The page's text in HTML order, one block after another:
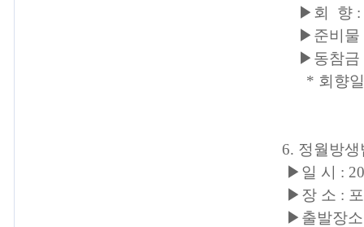
▶회 향 :
▶준비물
▶동참금 :
* 회향일
6. 정월방
▶일 시 :
▶장 소 :
▶출발장